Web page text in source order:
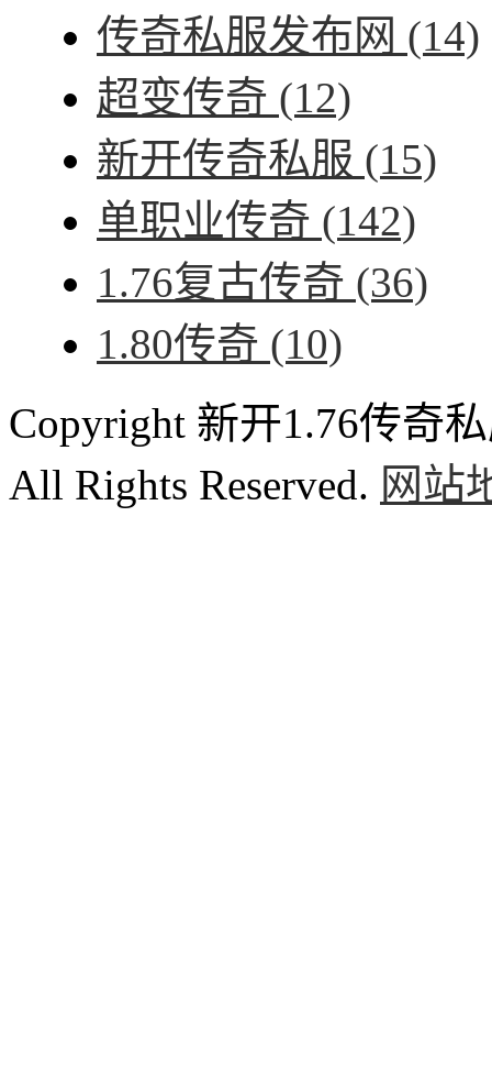
传奇私服发布网 (14)
超变传奇 (12)
新开传奇私服 (15)
单职业传奇 (142)
1.76复古传奇 (36)
1.80传奇 (10)
Copyright 新开1.76传奇
All Rights Reserved. 网站